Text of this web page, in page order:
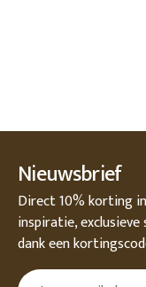
Nieuwsbrief
Direct 10% korting
inspiratie,
dank een